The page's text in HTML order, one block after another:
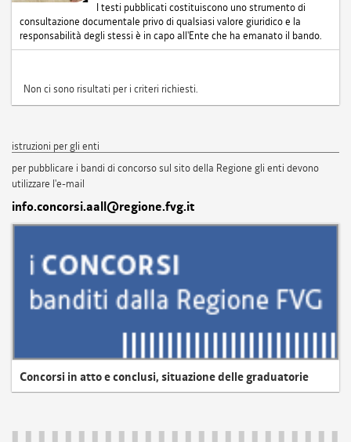
I testi pubblicati costituiscono uno strumento di
consultazione documentale privo di qualsiasi valore giuridico e la
responsabilità degli stessi è in capo all'Ente che ha emanato il bando.
Non ci sono risultati per i criteri richiesti.
istruzioni per gli enti
per pubblicare i bandi di concorso sul sito della Regione gli enti devono
utilizzare l'e-mail
info.concorsi.aall@regione.fvg.it
Concorsi in atto e conclusi, situazione delle graduatorie